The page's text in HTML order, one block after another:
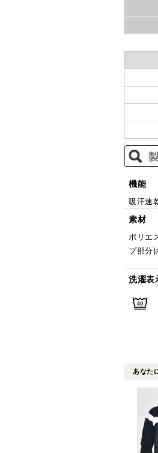
機能
吸汗速
素材
ポリエ
プ部分)
洗濯表
あなた